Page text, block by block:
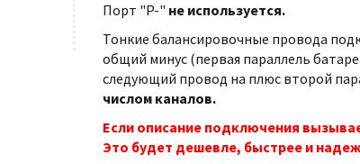
Порт "P-" не используется.
Тонкие балансировочные провода
общий минус (первая параллель
следующий провод на плюс второй
числом каналов.
Если описание подключения
Это будет дешевле, быстрее и